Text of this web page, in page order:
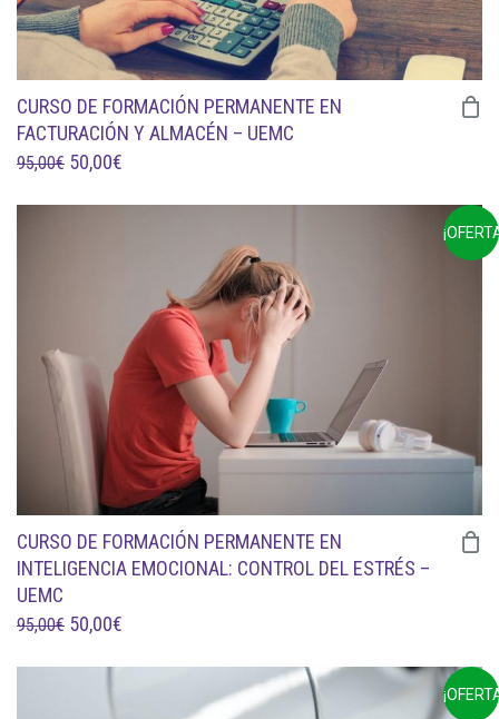
CURSO DE FORMACIÓN PERMANENTE EN
FACTURACIÓN Y ALMACÉN – UEMC
95,00€ EL
50,00€
CURSO DE FORMACIÓN PERMANENTE EN
INTELIGENCIA EMOCIONAL: CONTROL DEL ESTRÉS –
UEMC
95,00€ EL
50,00€